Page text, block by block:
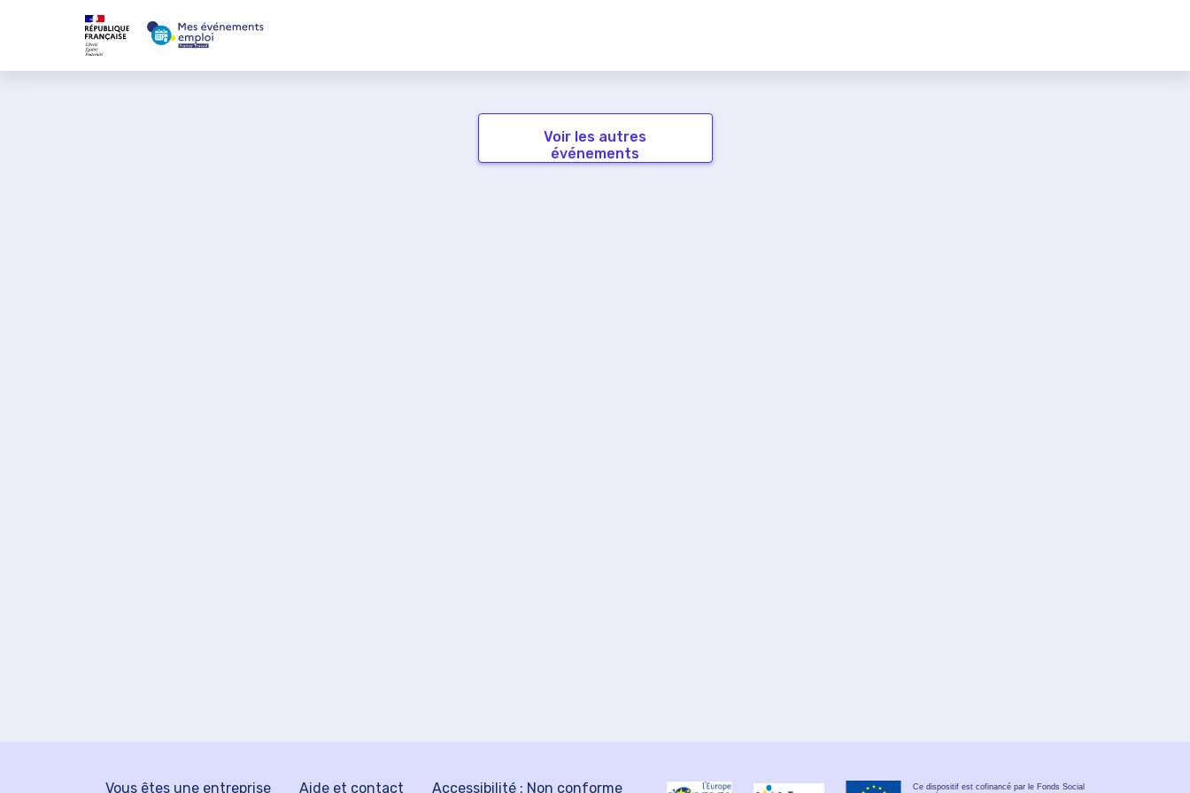
Voir les autres
événements
Vous êtes une entreprise Aide et contact Accessibilité : Non conforme
Ce dispositif est cofinancé par le Fonds Social